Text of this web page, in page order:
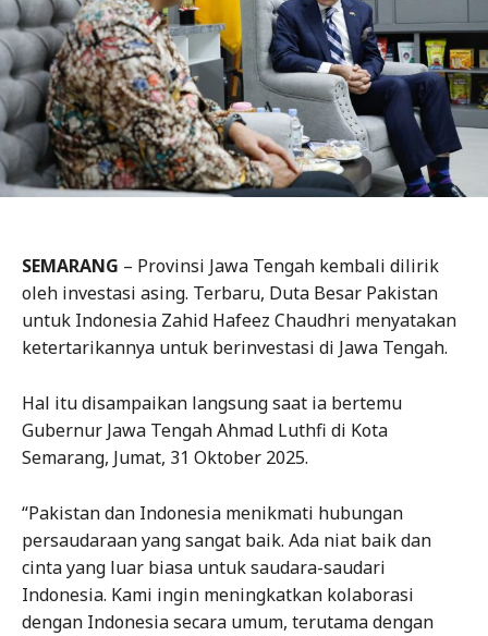
SEMARANG – Provinsi Jawa Tengah kembali dilirik
oleh investasi asing. Terbaru, Duta Besar Pakistan
untuk Indonesia Zahid Hafeez Chaudhri menyatakan
ketertarikannya untuk berinvestasi di Jawa Tengah.
Hal itu disampaikan langsung saat ia bertemu
Gubernur Jawa Tengah Ahmad Luthfi di Kota
Semarang, Jumat, 31 Oktober 2025.
“Pakistan dan Indonesia menikmati hubungan
persaudaraan yang sangat baik. Ada niat baik dan
cinta yang luar biasa untuk saudara-saudari
Indonesia. Kami ingin meningkatkan kolaborasi
dengan Indonesia secara umum, terutama dengan